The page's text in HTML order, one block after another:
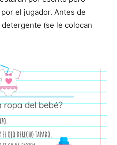
el jugador. Antes de
(se le colocan